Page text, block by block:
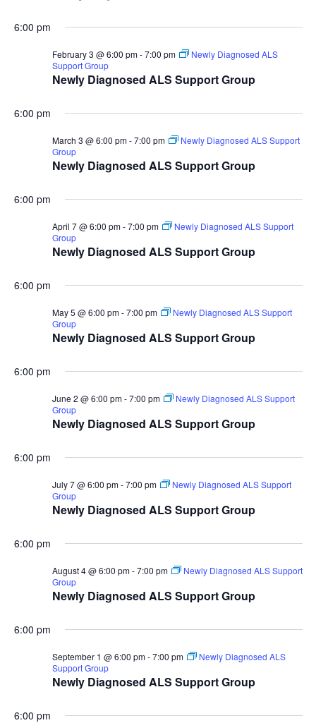
6:00 pm
Newly Diagnosed ALS Support Group
February 3 @ 6:00 pm-7:00 pm
Newly Diagnosed ALS
Support Group
6:00 pm
Newly Diagnosed ALS Support Group
March 3 @ 6:00 pm-7:00 pm
Newly Diagnosed ALS Support
Group
6:00 pm
Newly Diagnosed ALS Support Group
April 7 @ 6:00 pm-7:00 pm
Newly Diagnosed ALS Support
Group
6:00 pm
Newly Diagnosed ALS Support Group
May 5 @ 6:00 pm-7:00 pm
Newly Diagnosed ALS Support
Group
6:00 pm
Newly Diagnosed ALS Support Group
June 2 @ 6:00 pm-7:00 pm
Newly Diagnosed ALS Support
Group
6:00 pm
Newly Diagnosed ALS Support Group
July 7 @ 6:00 pm-7:00 pm
Newly Diagnosed ALS Support
Group
6:00 pm
Newly Diagnosed ALS Support Group
August 4 @ 6:00 pm-7:00 pm
Newly Diagnosed ALS Support
Group
6:00 pm
Newly Diagnosed ALS Support Group
September 1 @ 6:00 pm-7:00 pm
Newly Diagnosed ALS
Support Group
6:00 pm